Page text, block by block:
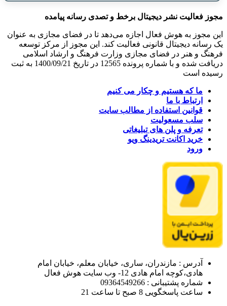
مجوز فعالیت نشر دیجیتال برخط و تصدی رسانه پیامده
این مجوز به هوش فعال اجازه می‌دهد تا در فضای مجازی به عنوان
یک رسانه دیجیتال قانونی فعالیت کند. این مجوز از مرکز توسعه
فرهنگ و هنر در فضای مجازی وزارت فرهنگ و ارشاد اسلامی
دریافت شده و با شماره پرونده 12565 در تاریخ 1400/09/21 به ثبت
رسیده است
ما که هستیم و چکار می کنیم
ارتباط با ما
قوانین استفاده از مطالب سایت
سلب مسعولیت
تعرفه و پلن های تبلیغاتی
خرید اکانت تریدینگ ویو
ورود
آدرس : مازندران، ساری، خیابان معلم، خیابان امام
هادی،کوچه امام هادی 12- وب سایت هوش فعال
شماره پشتیبانی : 09364549266
ساعت پاسخگویی 8 صبح تا ساعت 21